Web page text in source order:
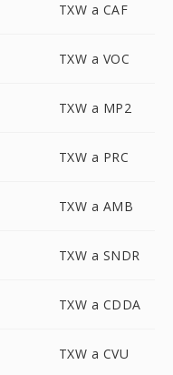
TXW a CAF
TXW a VOC
TXW a MP2
TXW a PRC
TXW a AMB
TXW a SNDR
TXW a CDDA
TXW a CVU